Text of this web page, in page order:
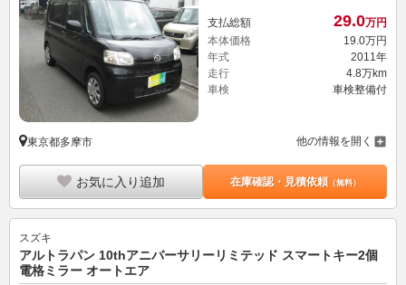
支払総額 29.0万円
本体価格
19.0万円
年式
2011年
走行
4.8万km
車検
車検整備付
東京都多摩市 他の情報を開く
お気に入り追加 在庫確認・見積依頼（無料）
スズキ
アルトラパン 10thアニバーサリーリミテッド スマートキー2個
電格ミラー オートエア